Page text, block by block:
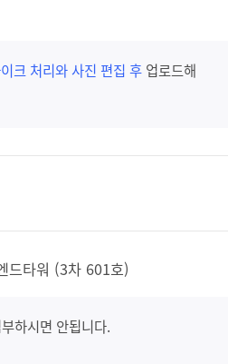
크 처리와 사진 편집 후 업로드해
드타워 (3차 601호)
하시면 안됩니다.